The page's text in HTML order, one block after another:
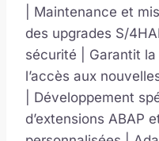
| Maintenance et
des upgrades S/
sécurité | Garantit
l’accès aux
| Développement
d’extensions ABAP